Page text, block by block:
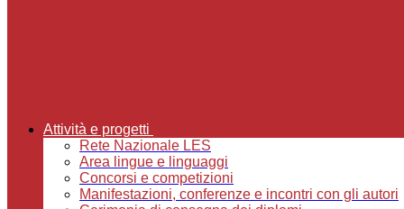
Attività e progetti
Rete Nazionale LES
Area lingue e linguaggi
Concorsi e competizioni
Manifestazioni, conferenze e incontri con gli autori